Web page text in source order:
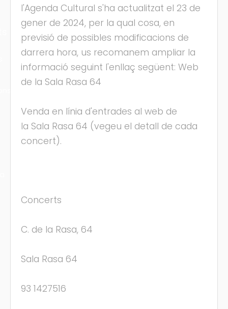
l'Agenda Cultural s'ha actualitzat el 23 de
gener de 2024, per la qual cosa, en
previsió de possibles modificacions de
darrera hora, us recomanem ampliar la
informació seguint l'enllaç següent: Web
de la Sala Rasa 64
Venda en línia d'entrades al web de
la Sala Rasa 64 (vegeu el detall de cada
concert).
Concerts
C. de la Rasa, 64
Sala Rasa 64
93 1427516